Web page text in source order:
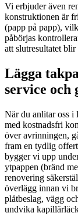
Vi erbjuder även
konstruktionen är
(papp på papp),
påbörjas
att slutresultatet
Lägga
service och
När du anlitar oss i
med kostnadsfri
över avrinningen,
fram en tydlig
bygger vi upp
ytpappen (bränd
renovering
överlägg innan vi
plåtbeslag, vägg
undvika